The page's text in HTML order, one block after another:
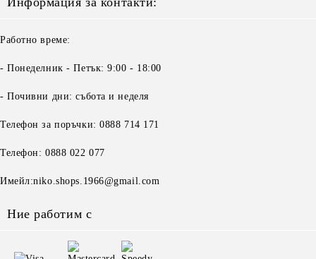
Работно време:
- Понеделник - Петък: 9:00 - 18:00
- Почивни дни: събота и неделя
Телефон за поръчки: 0888 714 171
Телефон: 0888 022 077
Имейл:niko.shops.1966@gmail.com
Ние работим с